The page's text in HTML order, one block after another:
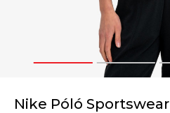
1 2
Nike Póló Sportswear